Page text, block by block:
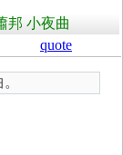
邦 小夜曲
quote